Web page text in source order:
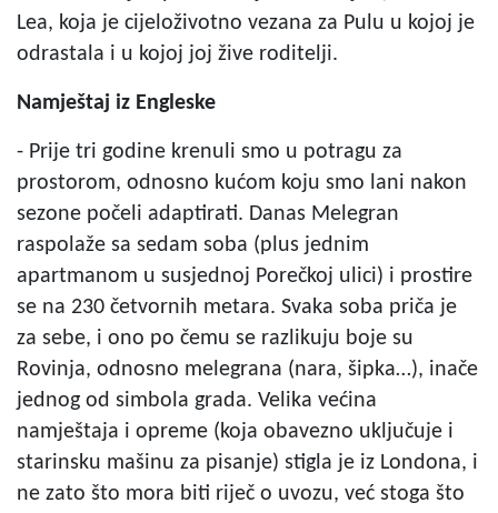
Lea, koja je cijeloživotno vezana za Pulu u kojoj je
odrastala i u kojoj joj žive roditelji.
Namještaj iz Engleske
- Prije tri godine krenuli smo u potragu za
prostorom, odnosno kućom koju smo lani nakon
sezone počeli adaptirati. Danas Melegran
raspolaže sa sedam soba (plus jednim
apartmanom u susjednoj Porečkoj ulici) i prostire
se na 230 četvornih metara. Svaka soba priča je
za sebe, i ono po čemu se razlikuju boje su
Rovinja, odnosno melegrana (nara, šipka…), inače
jednog od simbola grada. Velika većina
namještaja i opreme (koja obavezno uključuje i
starinsku mašinu za pisanje) stigla je iz Londona, i
ne zato što mora biti riječ o uvozu, već stoga što